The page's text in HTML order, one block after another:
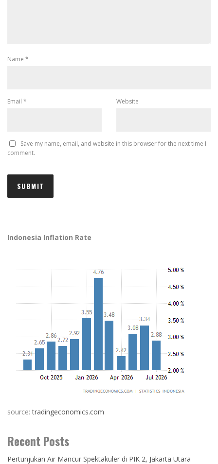
Name *
Email * Website
Save my name, email, and website in this browser for the next time I
comment.
Indonesia Inflation Rate
source:tradingeconomics.com
Recent Posts
Pertunjukan Air Mancur Spektakuler di PIK 2, Jakarta Utara